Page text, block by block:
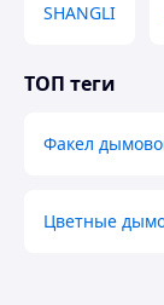
предложить
SHANGLI
ТОП теги
Факел
Цветные